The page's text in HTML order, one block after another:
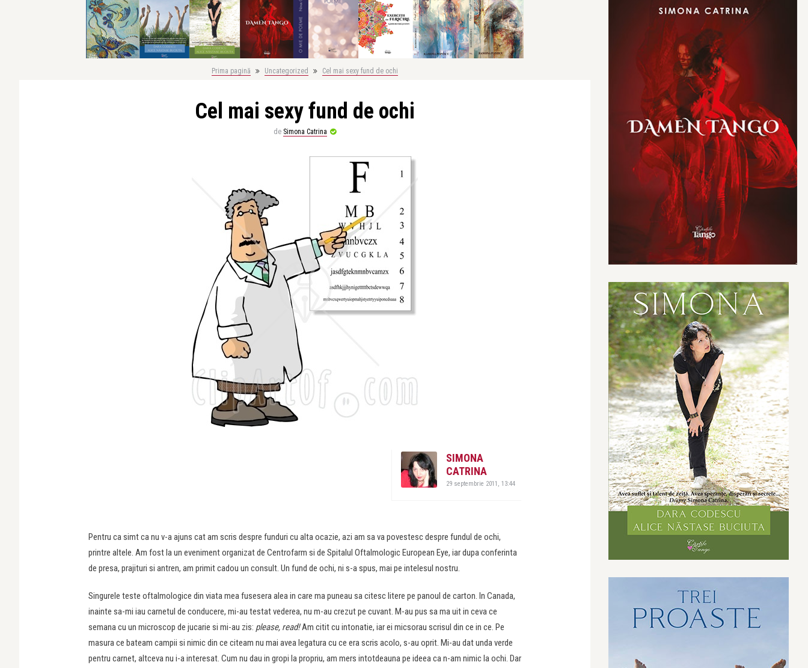
Prima pagină Uncategorized Cel mai sexy fund de ochi
Cel mai sexy fund de ochi
de Simona Catrina
SIMONA
CATRINA
29 septembrie 2011, 13:44
Pentru ca simt ca nu v-a ajuns cat am scris despre funduri cu alta ocazie, azi am sa va povestesc despre fundul de ochi,
printre altele. Am fost la un eveniment organizat de Centrofarm si de Spitalul Oftalmologic European Eye, iar dupa conferinta
de presa, prajituri si antren, am primit cadou un consult. Un fund de ochi, ni s-a spus, mai pe intelesul nostru.
Singurele teste oftalmologice din viata mea fusesera alea in care ma puneau sa citesc litere pe panoul de carton. In Canada,
inainte sa-mi iau carnetul de conducere, mi-au testat vederea, nu m-au crezut pe cuvant. M-au pus sa ma uit in ceva ce
semana cu un microscop de jucarie si mi-au zis: please, read!Am citit cu intonatie, iar ei micsorau scrisul din ce in ce. Pe
masura ce bateam campii si nimic din ce citeam nu mai avea legatura cu ce era scris acolo, s-au oprit. Mi-au dat unda verde
pentru carnet, altceva nu i-a interesat. Cum nu dau in gropi la propriu, am mers intotdeauna pe ideea ca n-am nimic la ochi. Dar